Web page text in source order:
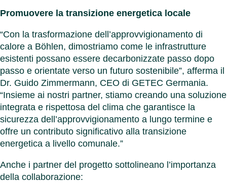
Promuovere la transizione energetica locale
“Con la trasformazione dell’approvvigionamento di
calore a Böhlen, dimostriamo come le infrastrutture
esistenti possano essere decarbonizzate passo dopo
passo e orientate verso un futuro sostenibile”, afferma il
Dr. Guido Zimmermann, CEO di GETEC Germania.
“Insieme ai nostri partner, stiamo creando una soluzione
integrata e rispettosa del clima che garantisce la
sicurezza dell’approvvigionamento a lungo termine e
offre un contributo significativo alla transizione
energetica a livello comunale.”
Anche i partner del progetto sottolineano l’importanza
della collaborazione: